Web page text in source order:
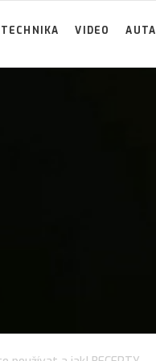
TECHNIKA VIDEO AUTA